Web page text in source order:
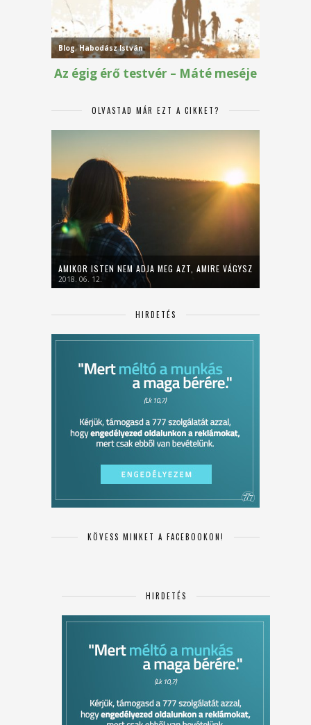
OLVASTAD MÁR EZT A CIKKET?
AMIKOR ISTEN NEM ADJA MEG AZT, AMIRE VÁGYSZ
2018. 06. 12.
HIRDETÉS
KÖVESS MINKET A FACEBOOKON!
HIRDETÉS